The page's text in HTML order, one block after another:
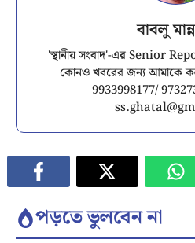
বাবলু
'স্থানীয় সংবাদ'-এর Senior
কোনও খবরের জন্য আমাকে
9933998177/
পড়তে ভুলবেন না